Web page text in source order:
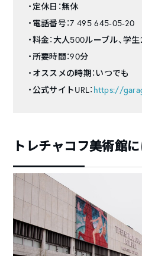
・定休日：無休
・電話番号：7 495 645-05-20
・料金：大人500ルーブル、学
・所要時間：90分
・オススメの時期：いつでも
・公式サイトURL： https://
トレチャコフ美術館